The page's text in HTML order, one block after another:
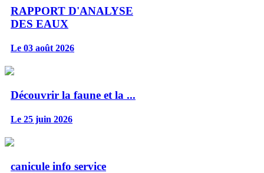
RAPPORT D'ANALYSE
DES EAUX
Le 03 août 2026
Découvrir la faune et la ...
Le 25 juin 2026
canicule info service